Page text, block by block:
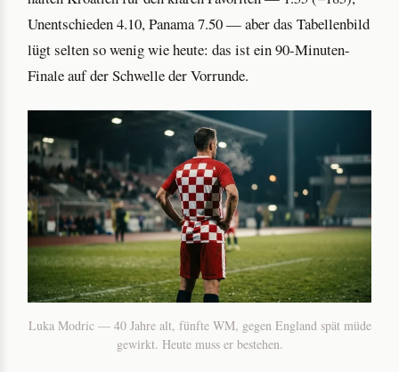
Unentschieden 4.10, Panama 7.50 — aber das Tabellenbild
lügt selten so wenig wie heute: das ist ein 90-Minuten-
Finale auf der Schwelle der Vorrunde.
Luka Modric — 40 Jahre alt, fünfte WM, gegen England spät müde
gewirkt. Heute muss er bestehen.